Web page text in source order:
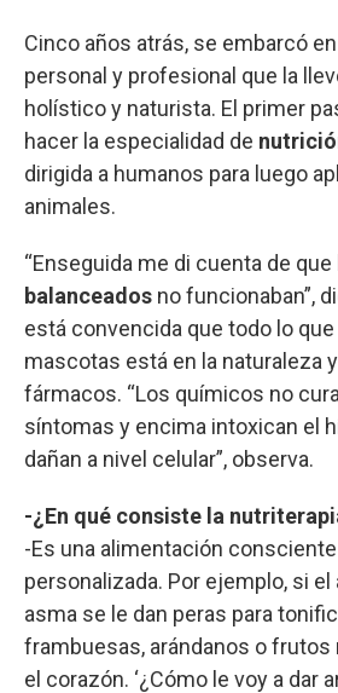
Cinco años atrás, se embarcó
personal y profesional que la
holístico y naturista. El primer
hacer la especialidad de
dirigida a humanos para luego
animales.
“Enseguida me di cuenta de que
balanceados no funcionaban”,
está convencida que todo lo
mascotas está en la naturaleza
fármacos. “Los químicos no
síntomas y encima intoxican el
dañan a nivel celular”, observa.
-¿En qué consiste la
-Es una alimentación
personalizada. Por ejemplo, si
asma se le dan peras para
frambuesas, arándanos o
el corazón. ‘¿Cómo le voy a dar